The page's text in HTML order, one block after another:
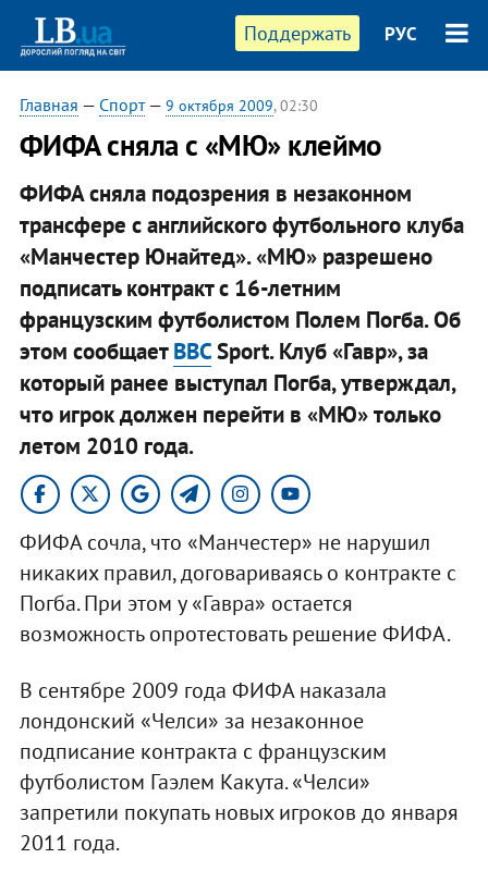
Поддержать РУС
Главная — Спорт— 9 октября 2009, 02:30
ФИФА сняла с «МЮ» клеймо
ФИФА сняла подозрения в незаконном
трансфере с английского футбольного клуба
«Манчестер Юнайтед». «МЮ» разрешено
подписать контракт с 16-летним
французским футболистом Полем Погба. Об
этом сообщаетBBCSport. Клуб «Гавр», за
который ранее выступал Погба, утверждал,
что игрок должен перейти в «МЮ» только
летом 2010 года.
ФИФА сочла, что «Манчестер» не нарушил
никаких правил, договариваясь о контракте с
Погба. При этом у «Гавра» остается
возможность опротестовать решение ФИФА.
В сентябре 2009 года ФИФА наказала
лондонский «Челси» за незаконное
подписание контракта с французским
футболистом Гаэлем Какута. «Челси»
запретили покупать новых игроков до января
2011 года.